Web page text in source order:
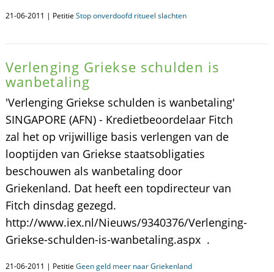
21-06-2011 | Petitie Stop onverdoofd ritueel slachten
Verlenging Griekse schulden is
wanbetaling
'Verlenging Griekse schulden is wanbetaling'
SINGAPORE (AFN) - Kredietbeoordelaar Fitch
zal het op vrijwillige basis verlengen van de
looptijden van Griekse staatsobligaties
beschouwen als wanbetaling door
Griekenland. Dat heeft een topdirecteur van
Fitch dinsdag gezegd.
http://www.iex.nl/Nieuws/9340376/Verlenging-
Griekse-schulden-is-wanbetaling.aspx .
21-06-2011 | Petitie Geen geld meer naar Griekenland